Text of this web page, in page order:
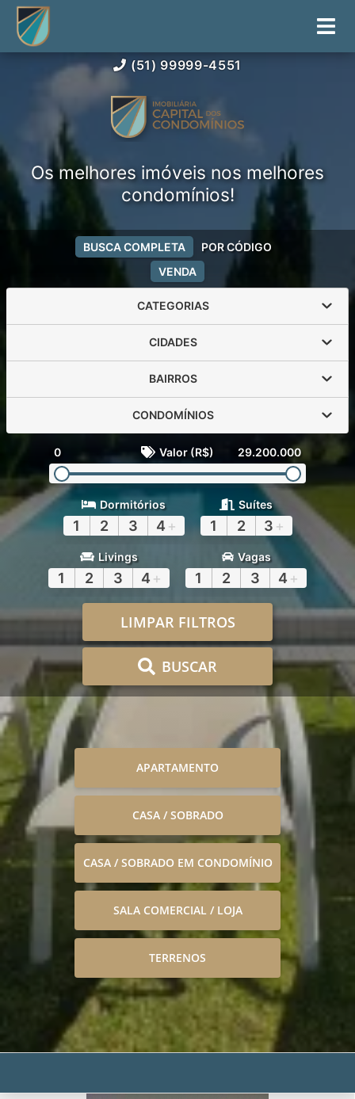
(51) 99999-4551
Os melhores imóveis nos melhores
condomínios!
VENDA
BUSCA COMPLETA POR CÓDIGO
CATEGORIAS
CIDADES
BAIRROS
CONDOMÍNIOS
0 Valor (R$) 29.200.000
Dormitórios
1 2 3 4 +
Suítes
1 2 3 +
Livings
1 2 3 4 +
Vagas
1 2 3 4 +
LIMPAR FILTROS
BUSCAR
APARTAMENTO
CASA / SOBRADO
CASA / SOBRADO EM CONDOMÍNIO
SALA COMERCIAL / LOJA
TERRENOS